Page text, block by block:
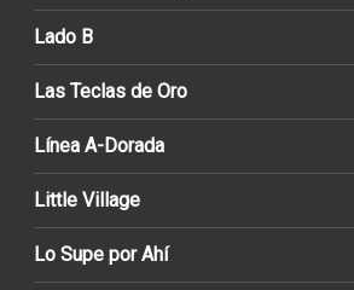
Lado B
Las Teclas de Oro
Línea A-Dorada
Little Village
Lo Supe por Ahí